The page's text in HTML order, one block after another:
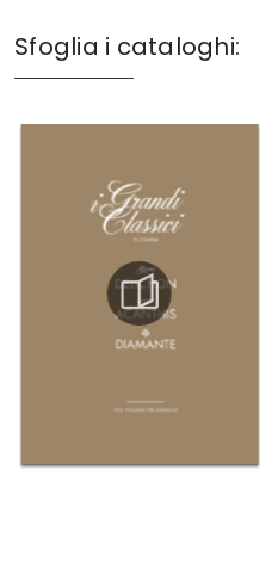
Sfoglia i cataloghi: